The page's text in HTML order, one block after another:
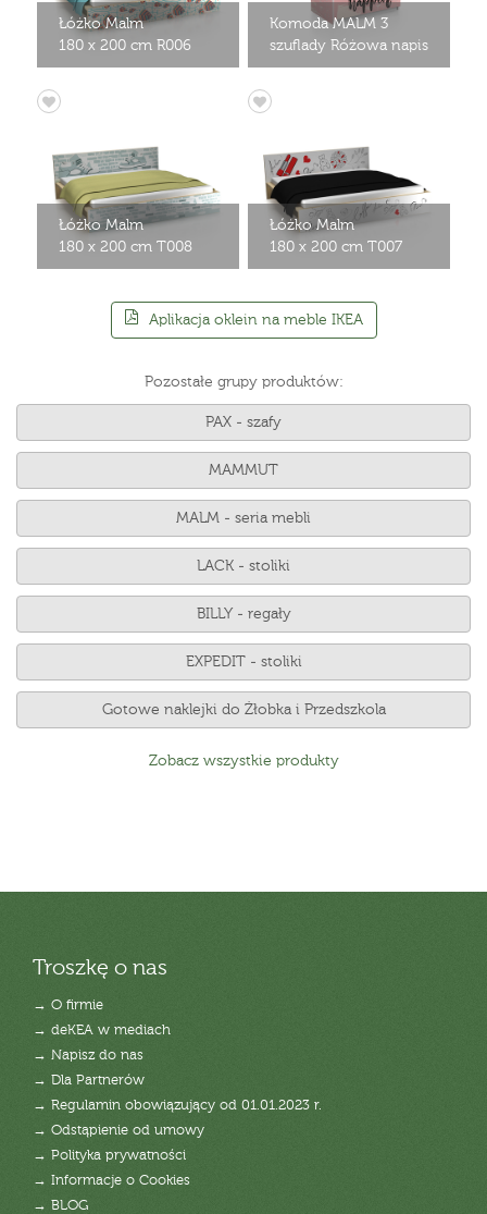
Łóżko Malm
180 x 200 cm R006
Komoda MALM 3
szuflady Różowa napis
Łóżko Malm
180 x 200 cm T008
Łóżko Malm
180 x 200 cm T007
Aplikacja oklein na meble IKEA
Pozostałe grupy produktów:
PAX - szafy
MAMMUT
MALM - seria mebli
LACK - stoliki
BILLY - regały
EXPEDIT - stoliki
Gotowe naklejki do Żłobka i Przedszkola
Zobacz wszystkie produkty
Troszkę o nas
→ O firmie
→ deKEA w mediach
→ Napisz do nas
→ Dla Partnerów
→ Regulamin obowiązujący od 01.01.2023 r.
→ Odstąpienie od umowy
→ Polityka prywatności
→ Informacje o Cookies
→ BLOG